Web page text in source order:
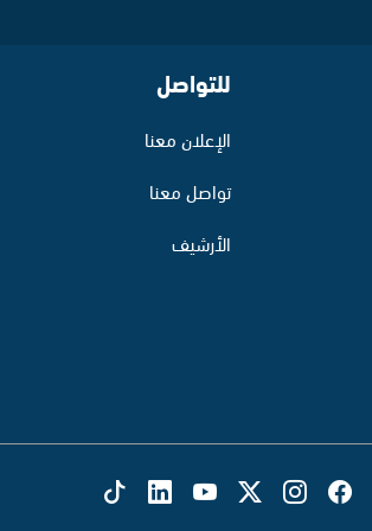
للتواصل
الإعلان معنا
تواصل معنا
الأرشيف